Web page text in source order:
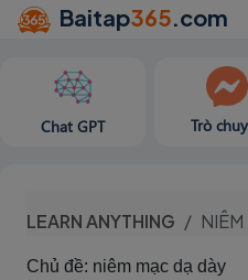
Baitap365.com
Chat GPT Trò
LEARN ANYTHING
Chủ đề: niêm mạc dạ dày